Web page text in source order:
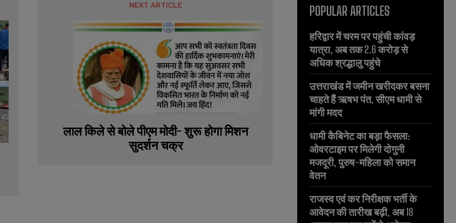
NEXT ARTICLE
लाल किले से बोले पीएम मोदी- शुरू होगा मिशन
सुदर्शन चक्र
POPULAR ARTICLES
हरिद्वार में चरम पर पहुंची कांवड़
यात्रा, अब तक 2.6 करोड़ से
अधिक श्रद्धालु पहुंचे
उत्तराखंड में जमीन खरीदकर बसना
चाहते हैं ऋषभ पंत, सीएम धामी से
मांगी मदद
धामी कैबिनेट का बड़ा फैसला:
ओवरटाइम पर मिलेगी दोगुनी
मजदूरी, पुरुष-महिला को समान
वेतन
राजस्व एवं कर निरीक्षक भर्ती के
आवेदन की तारीख बढ़ी, अब 18